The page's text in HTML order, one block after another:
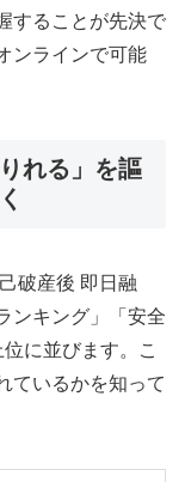
することが先決で
ンラインで可能
れる」を謳
破産後 即日融
ンキング」「安全
に並びます。こ
ているかを知って